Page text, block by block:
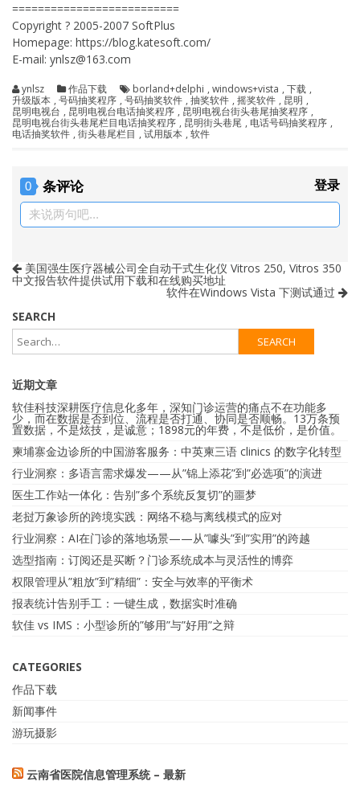
==========================
Copyright ? 2005-2007 SoftPlus
Homepage: https://blog.katesoft.com/
E-mail: ynlsz@163.com
ynlsz 作品下载 borland+delphi , windows+vista , 下载 ,
升级版本 , 号码抽奖程序 , 号码抽奖软件 , 抽奖软件 , 摇奖软件 , 昆明 ,
昆明电视台 , 昆明电视台电话抽奖程序 , 昆明电视台街头巷尾抽奖程序 ,
昆明电视台街头巷尾栏目电话抽奖程序 , 昆明街头巷尾 , 电话号码抽奖程序 ,
电话抽奖软件 , 街头巷尾栏目 , 试用版本 , 软件
0 条评论 登录
来说两句吧...
美国强生医疗器械公司全自动干式生化仪 Vitros 250, Vitros 350
中文报告软件提供试用下载和在线购买地址
软件在Windows Vista 下测试通过
SEARCH
近期文章
软佳科技深耕医疗信息化多年，深知门诊运营的痛点不在功能多
少，而在数据是否到位、流程是否打通、协同是否顺畅。13万条预
置数据，不是炫技，是诚意；1898元的年费，不是低价，是价值。
柬埔寨金边诊所的中国游客服务：中英柬三语 clinics 的数字化转型
行业洞察：多语言需求爆发——从”锦上添花”到”必选项”的演进
医生工作站一体化：告别”多个系统反复切”的噩梦
老挝万象诊所的跨境实践：网络不稳与离线模式的应对
行业洞察：AI在门诊的落地场景——从”噱头”到”实用”的跨越
选型指南：订阅还是买断？门诊系统成本与灵活性的博弈
权限管理从”粗放”到”精细”：安全与效率的平衡术
报表统计告别手工：一键生成，数据实时准确
软佳 vs IMS：小型诊所的”够用”与”好用”之辩
CATEGORIES
作品下载
新闻事件
游玩摄影
云南省医院信息管理系统 – 最新